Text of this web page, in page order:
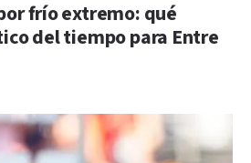
frío extremo: qué
del tiempo para Entre